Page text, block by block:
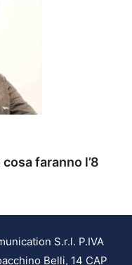
faranno l’8
S.r.l. P.IVA
Belli, 14 CAP